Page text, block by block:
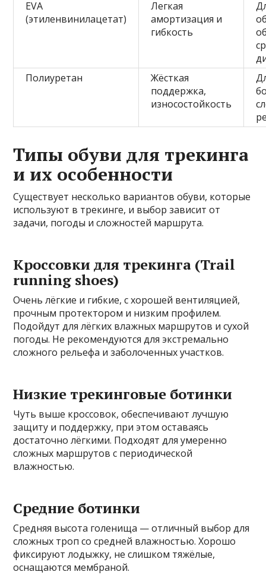
EVA
(этиленвинилацетат)
Легкая
амортизация и
гибкость
Полиуретан
Жёсткая
поддержка,
износостойкость
Типы обуви для трекинга
и их особенности
Существует несколько вариантов обуви, которые
используют в трекинге, и выбор зависит от
задачи, погоды и сложностей маршрута.
Кроссовки для трекинга (Trail
running shoes)
Очень лёгкие и гибкие, с хорошей вентиляцией,
прочным протектором и низким профилем.
Подойдут для лёгких влажных маршрутов и сухой
погоды. Не рекомендуются для экстремально
сложного рельефа и заболоченных участков.
Низкие трекинговые ботинки
Чуть выше кроссовок, обеспечивают лучшую
защиту и поддержку, при этом оставаясь
достаточно лёгкими. Подходят для умеренно
сложных маршрутов с периодической
влажностью.
Средние ботинки
Средняя высота голенища — отличный выбор для
сложных троп со средней влажностью. Хорошо
фиксируют лодыжку, не слишком тяжёлые,
оснащаются мембраной.